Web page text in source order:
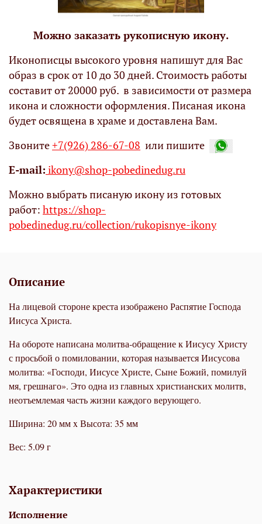
Можно заказать рукописную икону.
Иконописцы высокого уровня напишут для Вас
образ в срок от 10 до 30 дней. Стоимость работы
составит от 20000 руб. в зависимости от размера
икона и сложности оформления. Писаная икона
будет освящена в храме и доставлена Вам.
Звоните+7(926) 286-67-08 или пишите
Е-mail: ikony@shop-pobedinedug.ru
Можно выбрать писаную икону из готовых
работ: https://shop-
pobedinedug.ru/collection/rukopisnye-ikony
Описание
На лицевой стороне креста изображено Распятие Господа
Иисуса Христа.
На обороте написана молитва-обращение к Иисусу Христу
с просьбой о помиловании, которая называется Иисусова
молитва: «Господи, Иисусе Христе, Сыне Божий, помилуй
мя, грешнаго». Это одна из главных христианских молитв,
неотъемлемая часть жизни каждого верующего.
Ширина: 20 мм x Высота: 35 мм
Вес: 5.09 г
Характеристики
Исполнение